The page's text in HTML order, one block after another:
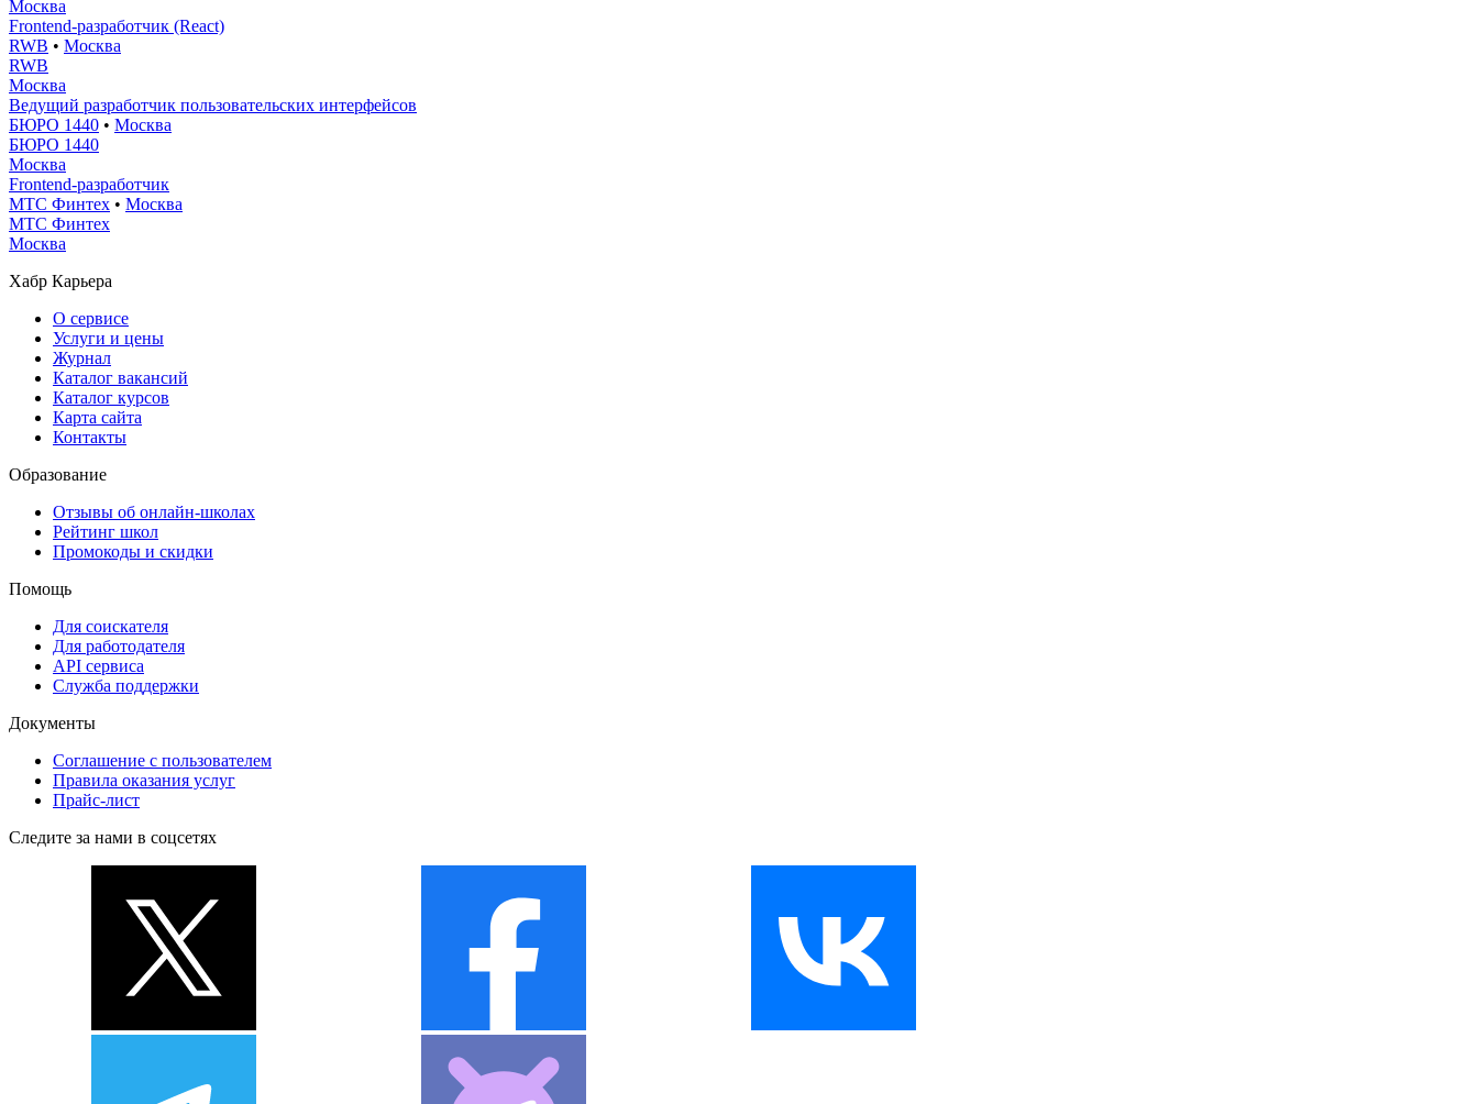
Москва
Frontend-разработчик (React)
RWB • Москва
RWB
Москва
Ведущий разработчик пользовательских интерфейсов
БЮРО 1440 • Москва
БЮРО 1440
Москва
Frontend-разработчик
МТС Финтех • Москва
МТС Финтех
Москва
Хабр Карьера
О сервисе
Услуги и цены
Журнал
Каталог вакансий
Каталог курсов
Карта сайта
Контакты
Образование
Отзывы об онлайн-школах
Рейтинг школ
Промокоды и скидки
Помощь
Для соискателя
Для работодателя
API сервиса
Служба поддержки
Документы
Соглашение с пользователем
Правила оказания услуг
Прайс-лист
Следите за нами в соцсетях